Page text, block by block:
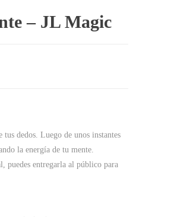
– JL Magic
dedos. Luego de unos instantes
la energía de tu mente.
puedes entregarla al público para